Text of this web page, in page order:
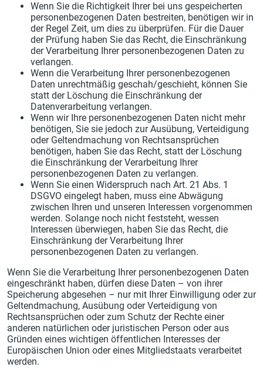
Wenn Sie die Richtigkeit Ihrer bei uns gespeicherten
personenbezogenen Daten bestreiten, benötigen wir in
der Regel Zeit, um dies zu überprüfen. Für die Dauer
der Prüfung haben Sie das Recht, die Einschränkung
der Verarbeitung Ihrer personenbezogenen Daten zu
verlangen.
Wenn die Verarbeitung Ihrer personenbezogenen
Daten unrechtmäßig geschah/geschieht, können Sie
statt der Löschung die Einschränkung der
Datenverarbeitung verlangen.
Wenn wir Ihre personenbezogenen Daten nicht mehr
benötigen, Sie sie jedoch zur Ausübung, Verteidigung
oder Geltendmachung von Rechtsansprüchen
benötigen, haben Sie das Recht, statt der Löschung
die Einschränkung der Verarbeitung Ihrer
personenbezogenen Daten zu verlangen.
Wenn Sie einen Widerspruch nach Art. 21 Abs. 1
DSGVO eingelegt haben, muss eine Abwägung
zwischen Ihren und unseren Interessen vorgenommen
werden. Solange noch nicht feststeht, wessen
Interessen überwiegen, haben Sie das Recht, die
Einschränkung der Verarbeitung Ihrer
personenbezogenen Daten zu verlangen.
Wenn Sie die Verarbeitung Ihrer personenbezogenen Daten
eingeschränkt haben, dürfen diese Daten – von ihrer
Speicherung abgesehen – nur mit Ihrer Einwilligung oder zur
Geltendmachung, Ausübung oder Verteidigung von
Rechtsansprüchen oder zum Schutz der Rechte einer
anderen natürlichen oder juristischen Person oder aus
Gründen eines wichtigen öffentlichen Interesses der
Europäischen Union oder eines Mitgliedstaats verarbeitet
werden.